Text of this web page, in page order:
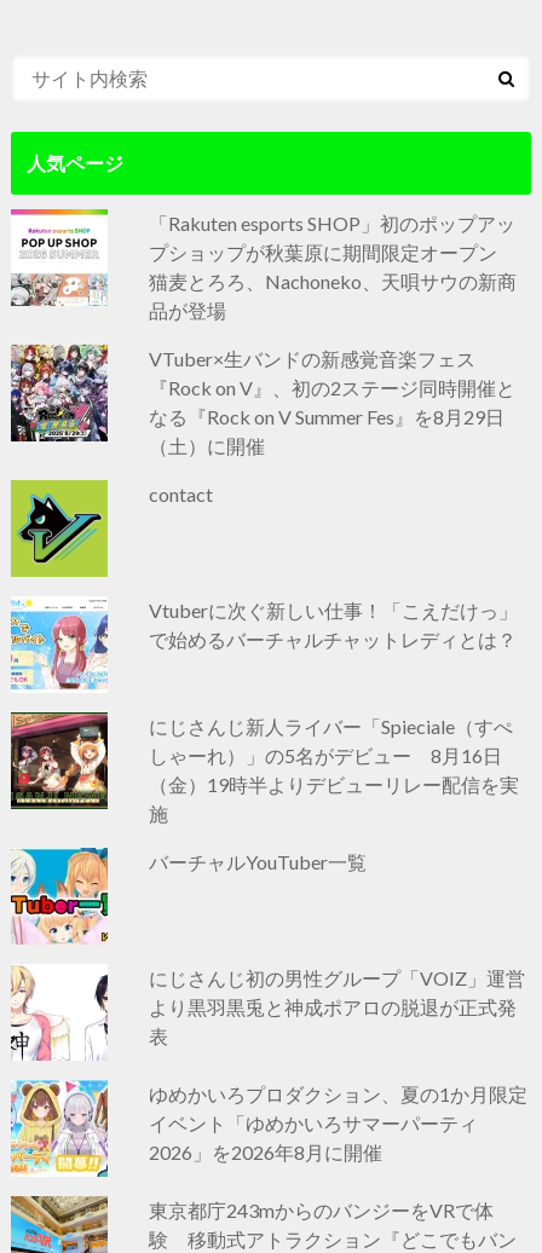
人気ページ
「Rakuten esports SHOP」初のポップアッ
プショップが秋葉原に期間限定オープン
猫麦とろろ、Nachoneko、天唄サウの新商
品が登場
VTuber×生バンドの新感覚音楽フェス
『Rock on V』、初の2ステージ同時開催と
なる『Rock on V Summer Fes』を8月29日
（土）に開催
contact
Vtuberに次ぐ新しい仕事！「こえだけっ」
で始めるバーチャルチャットレディとは？
にじさんじ新人ライバー「Spieciale（すぺ
しゃーれ）」の5名がデビュー 8月16日
（金）19時半よりデビューリレー配信を実
施
バーチャルYouTuber一覧
にじさんじ初の男性グループ「VOIZ」運営
より黒羽黒兎と神成ポアロの脱退が正式発
表
ゆめかいろプロダクション、夏の1か月限定
イベント「ゆめかいろサマーパーティ
2026」を2026年8月に開催
東京都庁243mからのバンジーをVRで体
験 移動式アトラクション『どこでもバン